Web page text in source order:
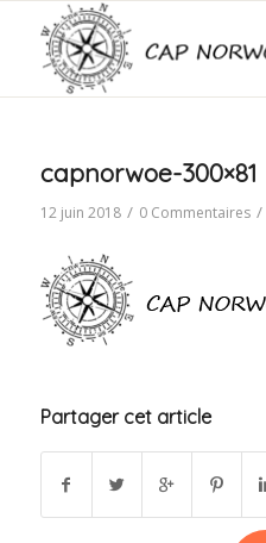
capnorwoe-300×81
12 juin 2018 / 0 Commentaires /
Partager cet article